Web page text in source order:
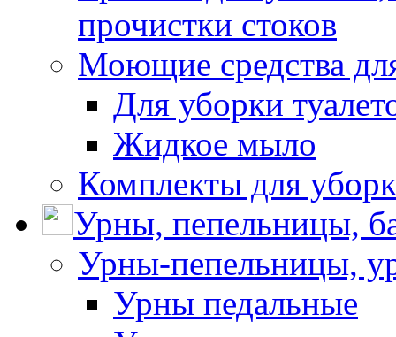
прочистки стоков
Моющие средства
Для уборки
Жидкое мыло
Комплекты для
Урны, пепельницы,
Урны-пепельницы,
Урны педальные